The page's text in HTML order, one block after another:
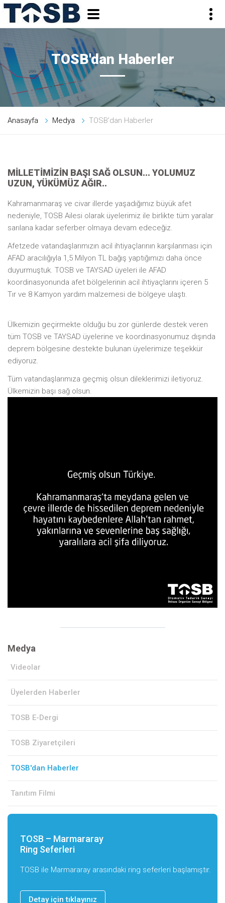
TOSB'dan Haberler
Anasayfa Medya TOSB'dan Haberler
MİLLETİMİZİN BAŞI SAĞ OLSUN... YOLUMUZ
UZUN, YÜKÜMÜZ AĞIR..
Kahramanmaraş ve civar illerde yaşadığımız büyük afet
nedeniyle, TOSB Ailesi olarak üyelerimiz ile birlikte tüm yaralar
sarılana kadar seferber olmaya devam edeceğiz.
Afetzede vatandaşlarımızın acil ihtiyaçlarının karşılanması için
AFAD aracılığıyla 1,5 Milyon TL bağış yaptığımızı daha önce
duyurmuştuk. TOSB ve TAYSAD üyeleri ile AFAD
koordinasyonunda afet bölgelerinin acil ihtiyaçlarını içeren 5
Tır ve 8 Kamyon yardım malzemesi de bölgeye ulaştı.
Ülkemizin geçirmekte olduğu bu zor günlerde destek veren
tüm TOSB ve TAYSAD üyelerine ve koordinasyonumuz dışında
deprem bölgesine destekte bulunan üyelerimize teşekkür
ediyoruz.
Tüm vatandaşlarımıza geçmiş olsun dileklerimizi iletiyoruz.
Ülkemizin başı sağ olsun.
Medya
Videolar
Üyelerden Haberler
TOSB E-Dergi
TOSB Ziyaretçileri
TOSB'dan Haberler
Tanıtım Filmi
TOSB – Marmararay
Ring Seferleri
TOSB ile Marmararay arasındaki ring seferleri başlamıştır.
Detay için tıklayınız